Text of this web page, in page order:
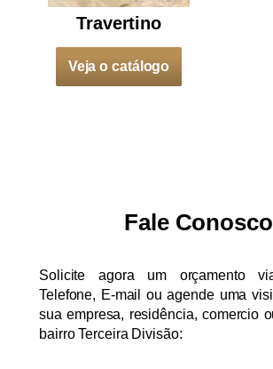
Travertino
Veja o catálogo
Fale Conosco
Solicite agora um orçamento
Telefone, E-mail ou agende uma
sua empresa, residência, comercio
bairro Terceira Divisão: